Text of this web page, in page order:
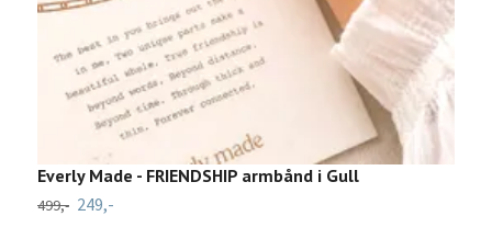
Everly Made - FRIENDSHIP armbånd i Gull
499,- 249,-